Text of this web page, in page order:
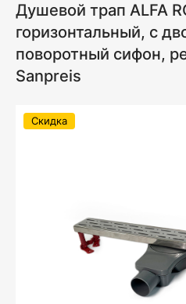
Скидка
Душевой трап ALFA
горизонтальный, с
поворотный сифон,
Sanpreis